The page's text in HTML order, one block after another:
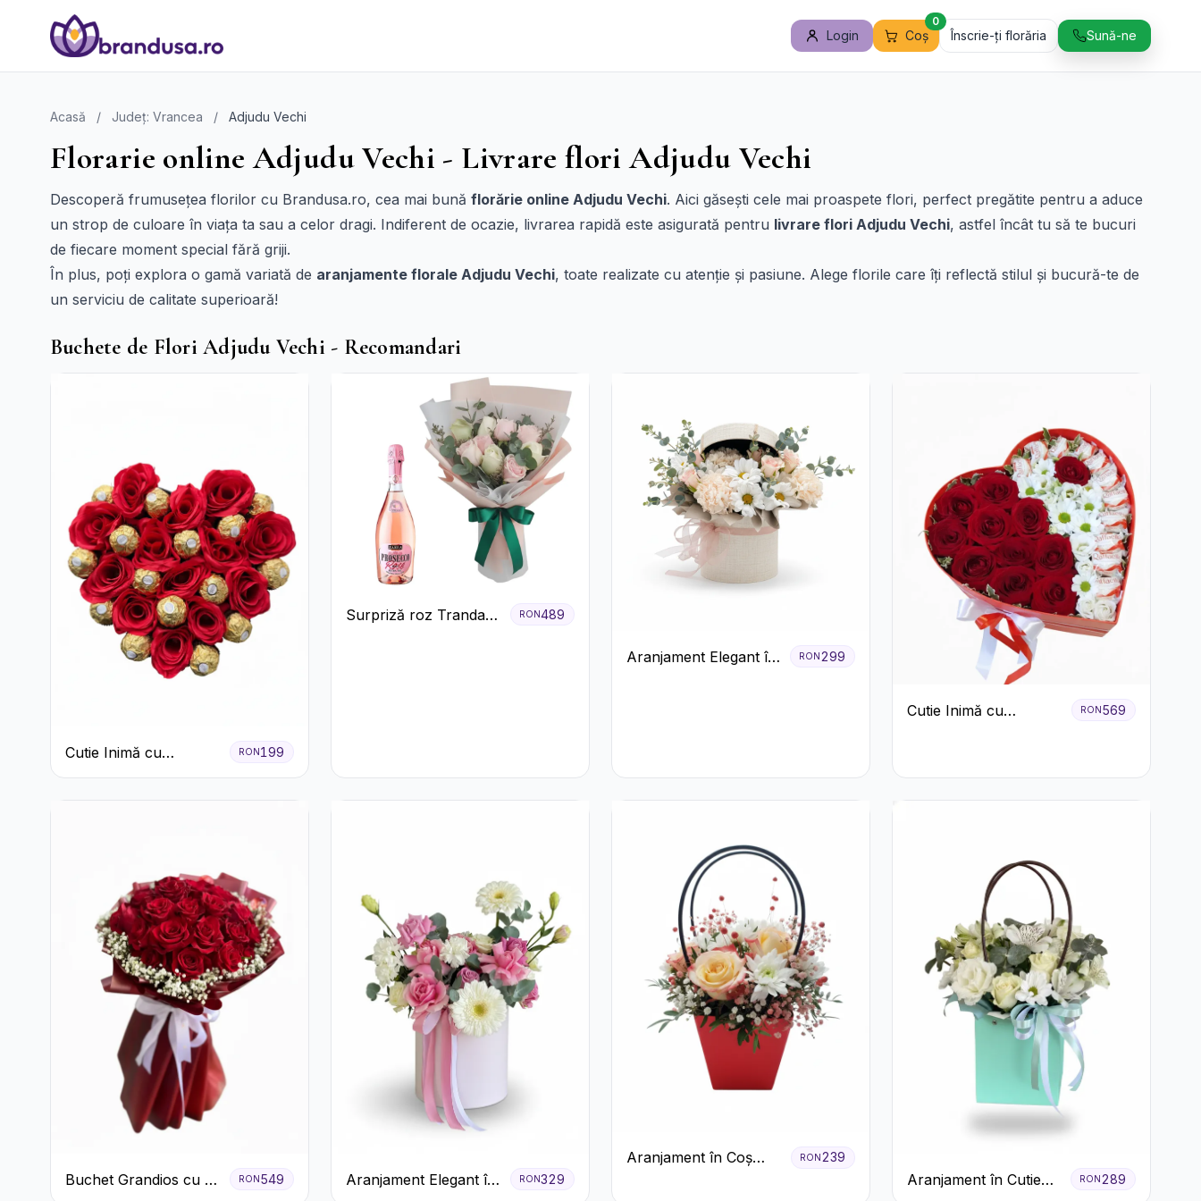
Login Coș
0
Înscrie-ți florăria Sună-ne
Acasă / Județ: Vrancea / Adjudu Vechi
Florarie online Adjudu Vechi - Livrare flori Adjudu Vechi
Descoperă frumusețea florilor cu Brandusa.ro, cea mai bună florărie online Adjudu Vechi. Aici găsești cele mai proaspete flori, perfect pregătite pentru a aduce
un strop de culoare în viața ta sau a celor dragi. Indiferent de ocazie, livrarea rapidă este asigurată pentru livrare flori Adjudu Vechi, astfel încât tu să te bucuri
de fiecare moment special fără griji.
În plus, poți explora o gamă variată de aranjamente florale Adjudu Vechi, toate realizate cu atenție și pasiune. Alege florile care îți reflectă stilul și bucură-te de
un serviciu de calitate superioară!
Buchete de Flori Adjudu Vechi - Recomandari
Cutie Inimă cu
Trandafiri Roșii și
RON199
Surpriză roz Trandafiri
RON489
Aranjament Elegant în
RON299
Cutie Inimă cu
Bomboane Raffaello
RON569
Buchet Grandios cu 25
RON 549
Aranjament Elegant în
RON329
Aranjament în Coș
RON239
Aranjament în Cutie
RON 289